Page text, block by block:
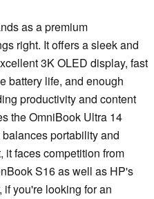
as a premium
right. It offers a sleek and
3K OLED display, fast
battery life, and enough
productivity and content
the OmniBook Ultra 14
portability and
it faces competition from
S16 as well as HP's
you're looking for an